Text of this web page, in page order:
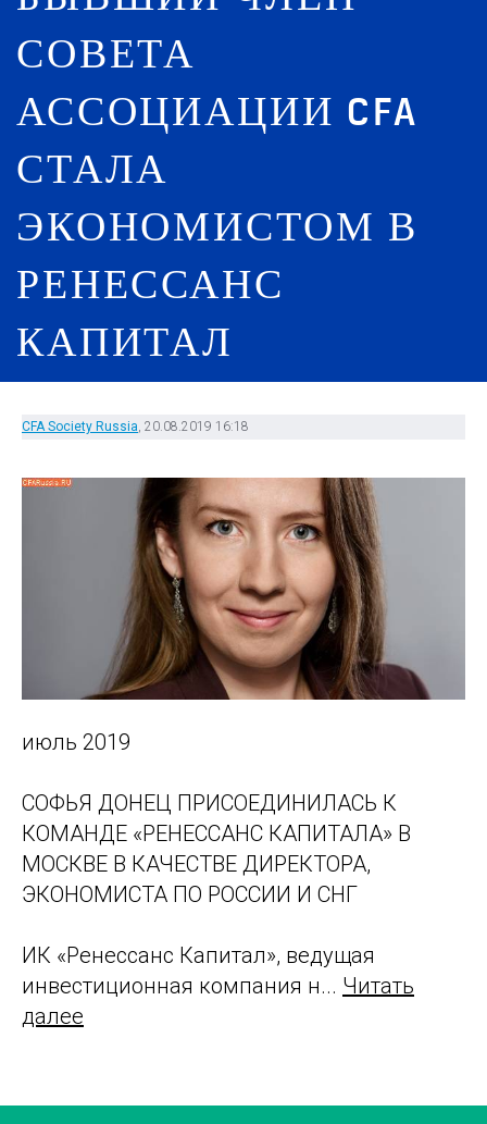
СОВЕТА
АССОЦИАЦИИ CFA
СТАЛА
ЭКОНОМИСТОМ В
РЕНЕССАНС
КАПИТАЛ
CFA Society Russia, 20.08.2019 16:18
июль 2019
СОФЬЯ ДОНЕЦ ПРИСОЕДИНИЛАСЬ К
КОМАНДЕ «РЕНЕССАНС КАПИТАЛА» В
МОСКВЕ В КАЧЕСТВЕ ДИРЕКТОРА,
ЭКОНОМИСТА ПО РОССИИ И СНГ
ИК «Ренессанс Капитал», ведущая
инвестиционная компания н... Читать
далее